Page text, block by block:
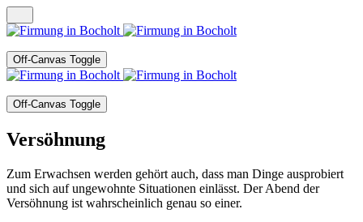
Off-Canvas Toggle
Off-Canvas Toggle
Versöhnung
Zum Erwachsen werden gehört auch, dass man Dinge ausprobiert
und sich auf ungewohnte Situationen einlässt. Der Abend der
Versöhnung ist wahrscheinlich genau so einer.